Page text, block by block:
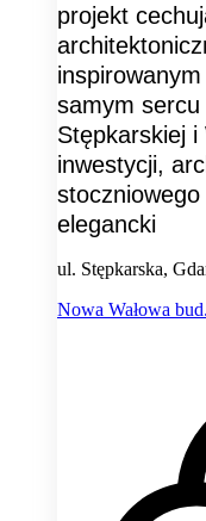
projekt
samym
Stępkarskiej
inwestycji,
elegancki
ul. Stępkarska,
Nowa Wałowa